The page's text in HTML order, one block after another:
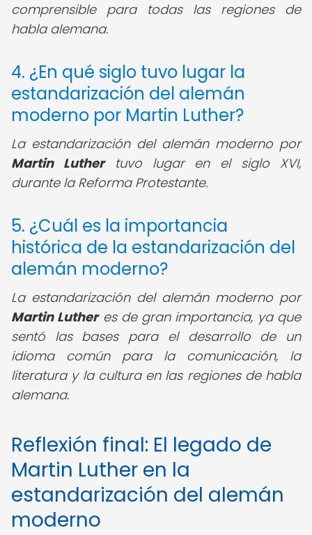
comprensible para todas las regiones de
habla alemana.
4. ¿En qué siglo tuvo lugar la
estandarización del alemán
moderno por Martin Luther?
La estandarización del alemán moderno por
Martin Luthertuvo lugar en el siglo XVI,
durante la Reforma Protestante.
5. ¿Cuál es la importancia
histórica de la estandarización del
alemán moderno?
La estandarización del alemán moderno por
Martin Lutheres de gran importancia, ya que
sentó las bases para el desarrollo de un
idioma común para la comunicación, la
literatura y la cultura en las regiones de habla
alemana.
Reflexión final: El legado de
Martin Luther en la
estandarización del alemán
moderno